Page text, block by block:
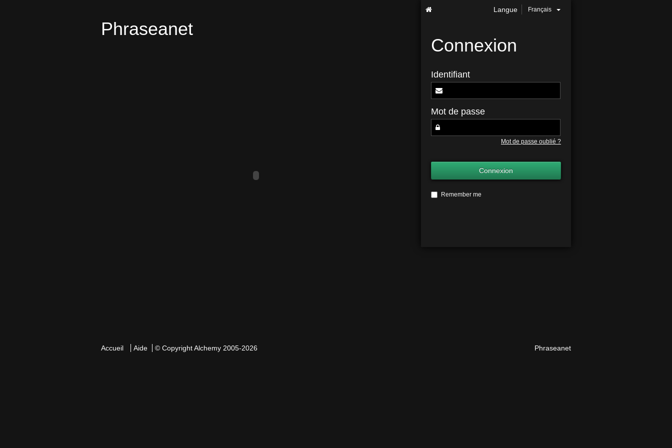
Phraseanet
Français
Langue
Connexion
Identifiant
Mot de passe
Mot de passe oublié ?
Connexion
Remember me
Accueil Aide © CopyrightAlchemy 2005-2026 Phraseanet